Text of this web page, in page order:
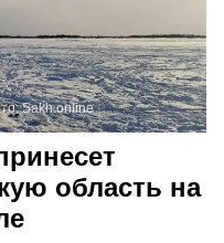
Sakh.online
область на